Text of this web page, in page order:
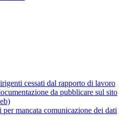
cessati dal rapporto di lavoro
da pubblicare sul sito
per mancata comunicazione dei dati